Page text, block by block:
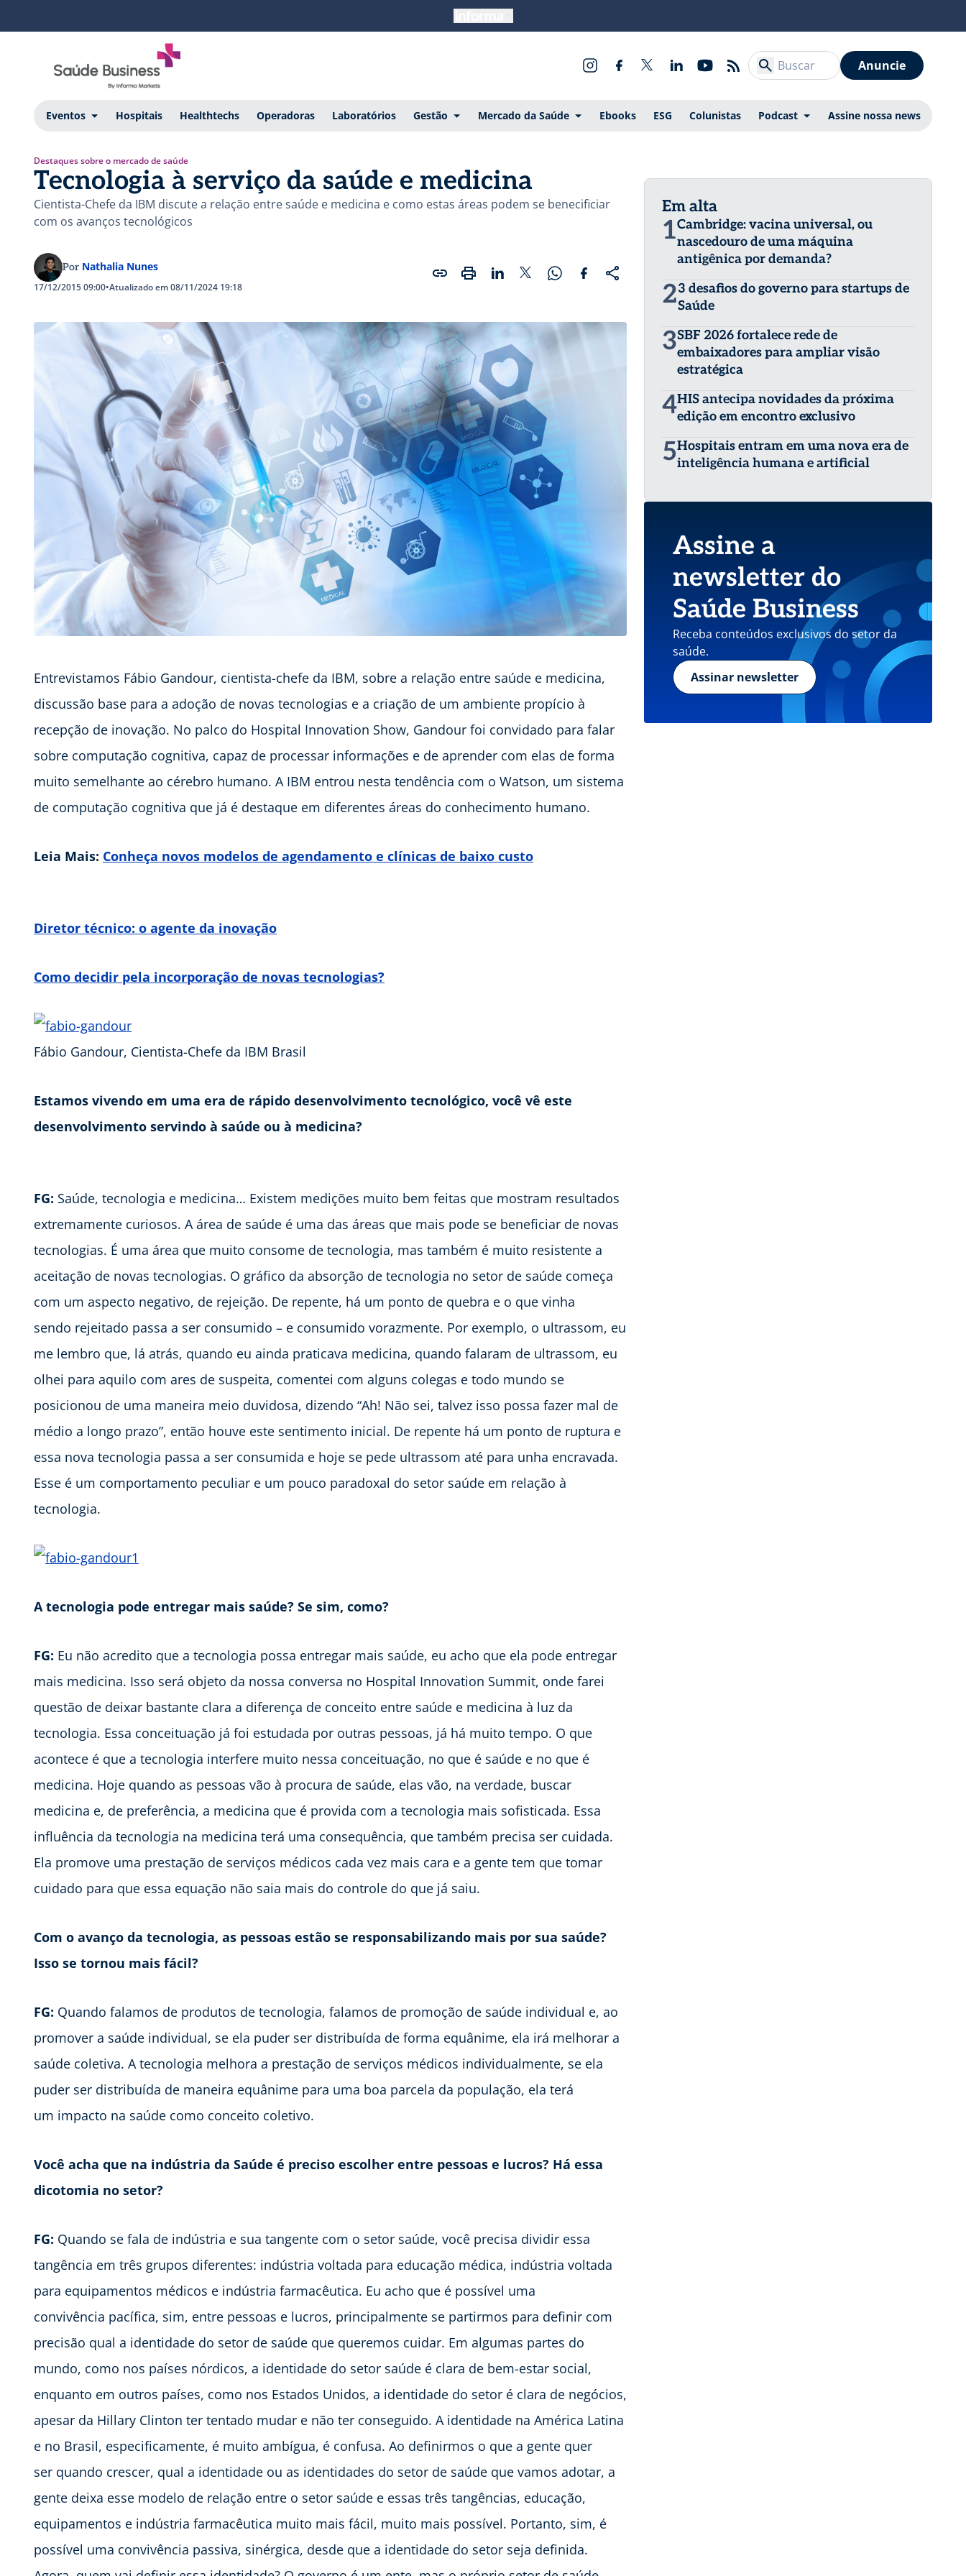
Anuncie
Eventos Hospitais Healthtechs Operadoras Laboratórios Gestão Mercado da Saúde Ebooks ESG Colunistas Podcast Assine nossa news
Destaques sobre o mercado de saúde
Tecnologia à serviço da saúde e medicina
Cientista-Chefe da IBM discute a relação entre saúde e medicina e como estas áreas podem se benecificiar
com os avanços tecnológicos
Por Nathalia Nunes
17/12/2015 09:00•Atualizado em 08/11/2024 19:18
Entrevistamos Fábio Gandour, cientista-chefe da IBM, sobre a relação entre saúde e medicina,
discussão base para a adoção de novas tecnologias e a criação de um ambiente propício à
recepção de inovação. No palco do Hospital Innovation Show, Gandour foi convidado para falar
sobre computação cognitiva, capaz de processar informações e de aprender com elas de forma
muito semelhante ao cérebro humano. A IBM entrou nesta tendência com o Watson, um sistema
de computação cognitiva que já é destaque em diferentes áreas do conhecimento humano.
Leia Mais: Conheça novos modelos de agendamento e clínicas de baixo custo
Diretor técnico: o agente da inovação
Como decidir pela incorporação de novas tecnologias?
Fábio Gandour, Cientista-Chefe da IBM Brasil
Estamos vivendo em uma era de rápido desenvolvimento tecnológico, você vê este
desenvolvimento servindo à saúde ou à medicina?
FG: Saúde, tecnologia e medicina… Existem medições muito bem feitas que mostram resultados
extremamente curiosos. A área de saúde é uma das áreas que mais pode se beneficiar de novas
tecnologias. É uma área que muito consome de tecnologia, mas também é muito resistente a
aceitação de novas tecnologias. O gráfico da absorção de tecnologia no setor de saúde começa
com um aspecto negativo, de rejeição. De repente, há um ponto de quebra e o que vinha
sendo rejeitado passa a ser consumido – e consumido vorazmente. Por exemplo, o ultrassom, eu
me lembro que, lá atrás, quando eu ainda praticava medicina, quando falaram de ultrassom, eu
olhei para aquilo com ares de suspeita, comentei com alguns colegas e todo mundo se
posicionou de uma maneira meio duvidosa, dizendo “Ah! Não sei, talvez isso possa fazer mal de
médio a longo prazo”, então houve este sentimento inicial. De repente há um ponto de ruptura e
essa nova tecnologia passa a ser consumida e hoje se pede ultrassom até para unha encravada.
Esse é um comportamento peculiar e um pouco paradoxal do setor saúde em relação à
tecnologia.
A tecnologia pode entregar mais saúde? Se sim, como?
FG: Eu não acredito que a tecnologia possa entregar mais saúde, eu acho que ela pode entregar
mais medicina. Isso será objeto da nossa conversa no Hospital Innovation Summit, onde farei
questão de deixar bastante clara a diferença de conceito entre saúde e medicina à luz da
tecnologia. Essa conceituação já foi estudada por outras pessoas, já há muito tempo. O que
acontece é que a tecnologia interfere muito nessa conceituação, no que é saúde e no que é
medicina. Hoje quando as pessoas vão à procura de saúde, elas vão, na verdade, buscar
medicina e, de preferência, a medicina que é provida com a tecnologia mais sofisticada. Essa
influência da tecnologia na medicina terá uma consequência, que também precisa ser cuidada.
Ela promove uma prestação de serviços médicos cada vez mais cara e a gente tem que tomar
cuidado para que essa equação não saia mais do controle do que já saiu.
Com o avanço da tecnologia, as pessoas estão se responsabilizando mais por sua saúde?
Isso se tornou mais fácil?
FG: Quando falamos de produtos de tecnologia, falamos de promoção de saúde individual e, ao
promover a saúde individual, se ela puder ser distribuída de forma equânime, ela irá melhorar a
saúde coletiva. A tecnologia melhora a prestação de serviços médicos individualmente, se ela
puder ser distribuída de maneira equânime para uma boa parcela da população, ela terá
um impacto na saúde como conceito coletivo.
Você acha que na indústria da Saúde é preciso escolher entre pessoas e lucros? Há essa
dicotomia no setor?
FG: Quando se fala de indústria e sua tangente com o setor saúde, você precisa dividir essa
tangência em três grupos diferentes: indústria voltada para educação médica, indústria voltada
para equipamentos médicos e indústria farmacêutica. Eu acho que é possível uma
convivência pacífica, sim, entre pessoas e lucros, principalmente se partirmos para definir com
precisão qual a identidade do setor de saúde que queremos cuidar. Em algumas partes do
mundo, como nos países nórdicos, a identidade do setor saúde é clara de bem-estar social,
enquanto em outros países, como nos Estados Unidos, a identidade do setor é clara de negócios,
apesar da Hillary Clinton ter tentado mudar e não ter conseguido. A identidade na América Latina
e no Brasil, especificamente, é muito ambígua, é confusa. Ao definirmos o que a gente quer
ser quando crescer, qual a identidade ou as identidades do setor de saúde que vamos adotar, a
gente deixa esse modelo de relação entre o setor saúde e essas três tangências, educação,
equipamentos e indústria farmacêutica muito mais fácil, muito mais possível. Portanto, sim, é
possível uma convivência passiva, sinérgica, desde que a identidade do setor seja definida.
Em alta
1Cambridge: vacina universal, ou
nascedouro de uma máquina
antigênica por demanda?
23 desafios do governo para startups de
Saúde
3SBF 2026 fortalece rede de
embaixadores para ampliar visão
estratégica
4HIS antecipa novidades da próxima
edição em encontro exclusivo
5Hospitais entram em uma nova era de
inteligência humana e artificial
Assine a
newsletter do
Saúde Business
Receba conteúdos exclusivos do setor da
saúde.
Assinar newsletter